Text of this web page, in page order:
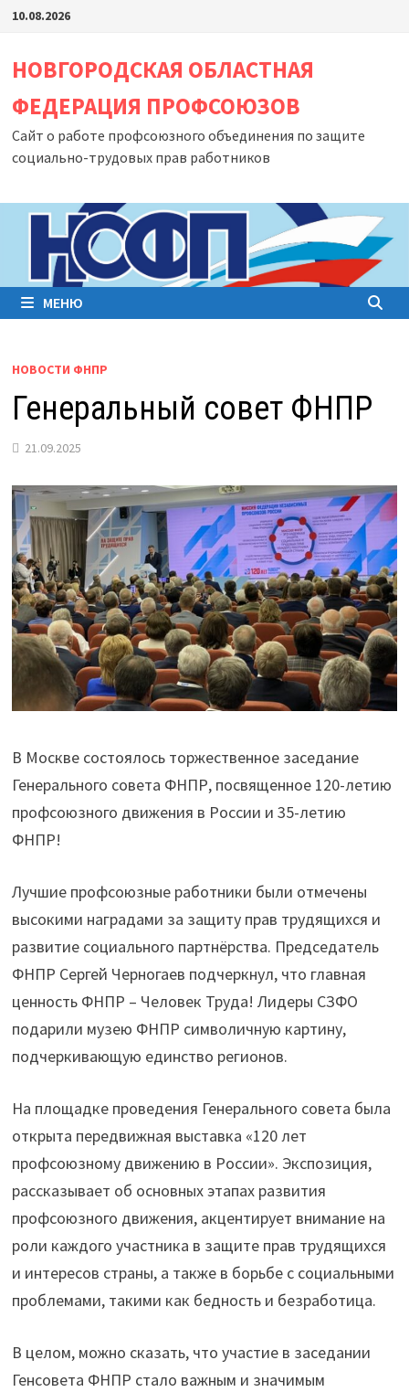
Перейти
содержимому
10.08.2026
НОВГОРОДСКАЯ ОБЛАСТНАЯ
ФЕДЕРАЦИЯ ПРОФСОЮЗОВ
Сайт о работе профсоюзного объединения по защите
социально-трудовых прав работников
МЕНЮ
НОВОСТИ ФНПР
Генеральный совет ФНПР
21.09.2025
В Москве состоялось торжественное заседание
Генерального совета ФНПР, посвященное 120-летию
профсоюзного движения в России и 35-летию
ФНПР!
Лучшие профсоюзные работники были отмечены
высокими наградами за защиту прав трудящихся и
развитие социального партнёрства. Председатель
ФНПР Сергей Черногаев подчеркнул, что главная
ценность ФНПР – Человек Труда! Лидеры СЗФО
подарили музею ФНПР символичную картину,
подчеркивающую единство регионов.
На площадке проведения Генерального совета была
открыта передвижная выставка «120 лет
профсоюзному движению в России». Экспозиция,
рассказывает об основных этапах развития
профсоюзного движения, акцентирует внимание на
роли каждого участника в защите прав трудящихся
и интересов страны, а также в борьбе с социальными
проблемами, такими как бедность и безработица.
В целом, можно сказать, что участие в заседании
Генсовета ФНПР стало важным и значимым